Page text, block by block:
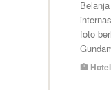
foto
🏨